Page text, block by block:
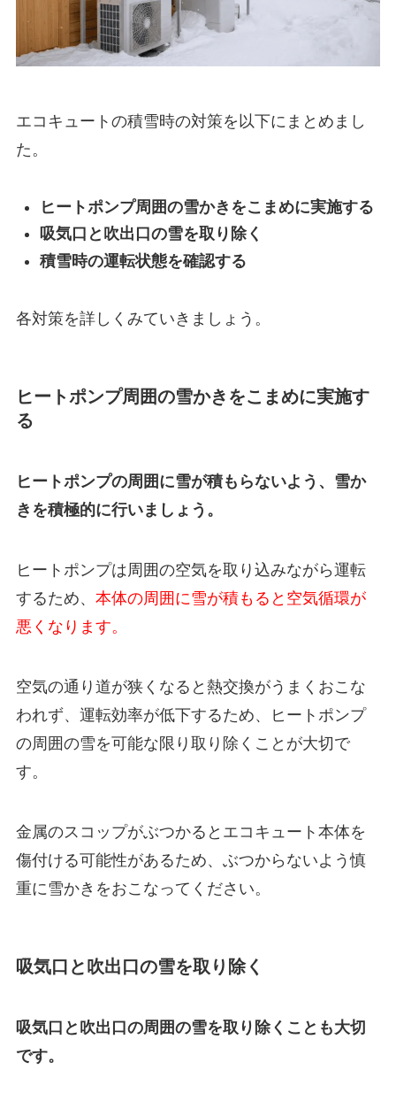
エコキュートの積雪時の対策を以下にまとめまし
た。
ヒートポンプ周囲の雪かきをこまめに実施する
吸気口と吹出口の雪を取り除く
積雪時の運転状態を確認する
各対策を詳しくみていきましょう。
ヒートポンプ周囲の雪かきをこまめに実施す
る
ヒートポンプの周囲に雪が積もらないよう、雪か
きを積極的に行いましょう。
ヒートポンプは周囲の空気を取り込みながら運転
するため、 本体の周囲に雪が積もると空気循環が
悪くなります。
空気の通り道が狭くなると熱交換がうまくおこな
われず、運転効率が低下するため、ヒートポンプ
の周囲の雪を可能な限り取り除くことが大切で
す。
金属のスコップがぶつかるとエコキュート本体を
傷付ける可能性があるため、ぶつからないよう慎
重に雪かきをおこなってください。
吸気口と吹出口の雪を取り除く
吸気口と吹出口の周囲の雪を取り除くことも大切
です。